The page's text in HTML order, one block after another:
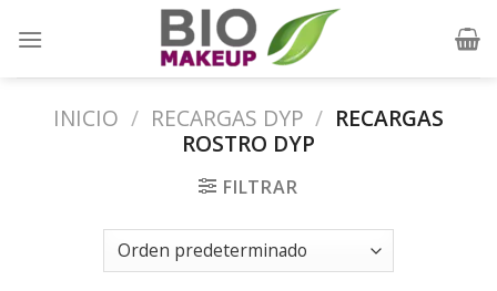
INICIO / RECARGAS DYP / RECARGAS
ROSTRO DYP
FILTRAR